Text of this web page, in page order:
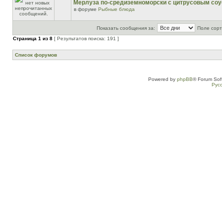
Мерлуза по-средиземноморски с цитрусовым
в форуме Рыбные блюда
Показать сообщения за:
Поле
Страница 1 из 8 [ Результатов поиска: 191 ]
Список форумов
Powered by phpBB® Forum